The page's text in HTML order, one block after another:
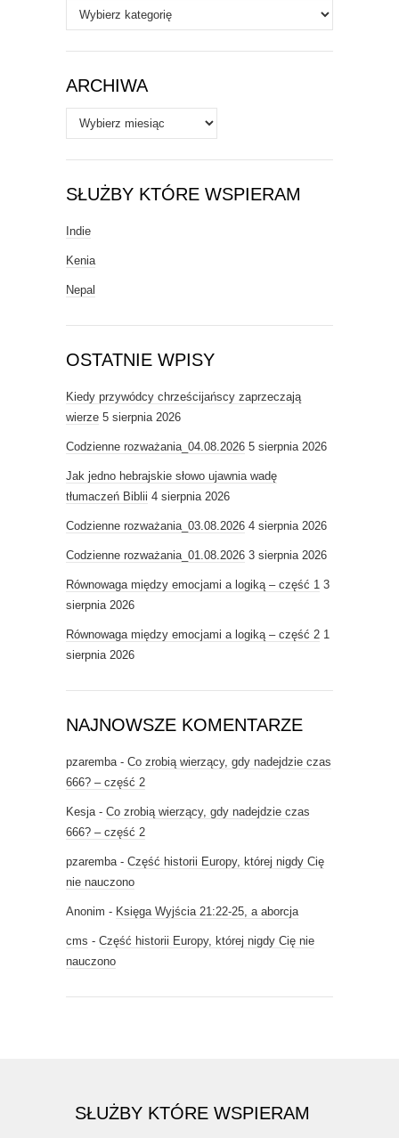
Autorzy
/
Tematy
ARCHIWA
Archiwa
SŁUŻBY KTÓRE WSPIERAM
Indie
Kenia
Nepal
OSTATNIE WPISY
Kiedy przywódcy chrześcijańscy zaprzeczają
wierze 5 sierpnia 2026
Codzienne rozważania_04.08.2026 5 sierpnia 2026
Jak jedno hebrajskie słowo ujawnia wadę
tłumaczeń Biblii 4 sierpnia 2026
Codzienne rozważania_03.08.2026 4 sierpnia 2026
Codzienne rozważania_01.08.2026 3 sierpnia 2026
Równowaga między emocjami a logiką – część 1 3
sierpnia 2026
Równowaga między emocjami a logiką – część 2 1
sierpnia 2026
NAJNOWSZE KOMENTARZE
pzaremba - Co zrobią wierzący, gdy nadejdzie czas
666? – część 2
Kesja - Co zrobią wierzący, gdy nadejdzie czas
666? – część 2
pzaremba - Część historii Europy, której nigdy Cię
nie nauczono
Anonim - Księga Wyjścia 21:22-25, a aborcja
cms - Część historii Europy, której nigdy Cię nie
nauczono
SŁUŻBY KTÓRE WSPIERAM